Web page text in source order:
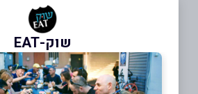
שוק-EAT